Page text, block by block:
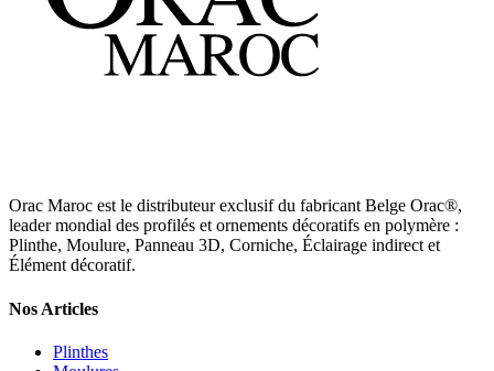
Orac Maroc est le distributeur exclusif du fabricant Belge Orac®,
leader mondial des profilés et ornements décoratifs en polymère :
Plinthe, Moulure, Panneau 3D, Corniche, Éclairage indirect et
Élément décoratif.
Nos Articles
Plinthes